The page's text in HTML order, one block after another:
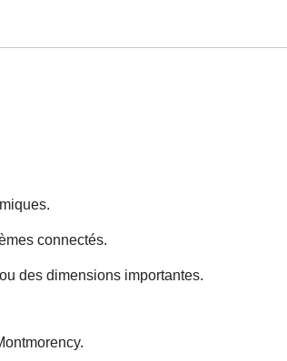
connectés.
des dimensions importantes.